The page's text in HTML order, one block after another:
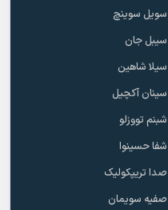
سویل سوینچ
سیبل جان
سیلا شاهین
سینان آکچیل
شبنم تووزلو
شفا حسینوا
صدا تریپکولیک
صفیه سویمان